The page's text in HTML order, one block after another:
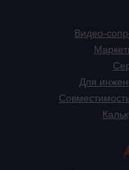
Видео-
Для